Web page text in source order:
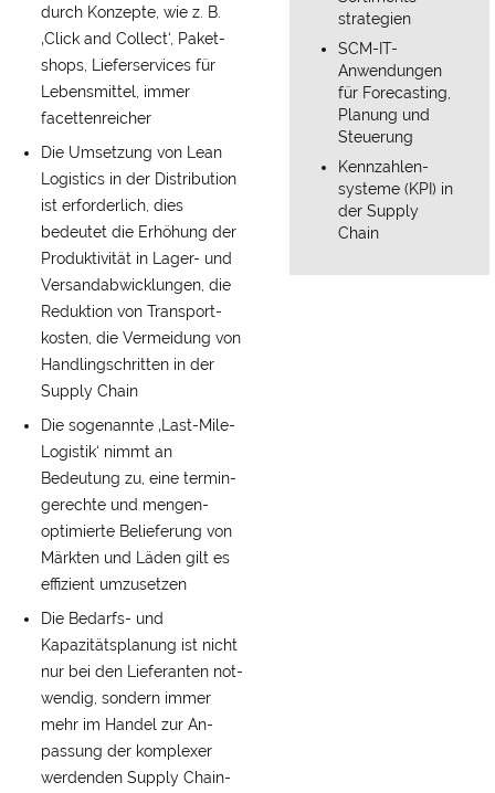
durch Konzepte, wie z. B.
‚Click and Collect‘, Paket­
shops, Liefer­services für
Lebens­mittel, immer
facetten­reicher
Die Um­setzung von Lean
Logistics in der Distribution
ist erforderlich, dies
bedeutet die Er­höhung der
Produktivität in Lager- und
Versand­abwicklungen, die
Reduktion von Transport­
kosten, die Ver­meidung von
Handling­schritten in der
Supply Chain
Die so­genannte ‚Last-Mile-
Logistik‘ nimmt an
Bedeutung zu, eine termin­
gerechte und mengen­
optimierte Belieferung von
Märkten und Läden gilt es
effizient um­zusetzen
Die Bedarfs- und
Kapazitäts­planung ist nicht
nur bei den Lieferanten not­
wendig, sondern immer
mehr im Handel zur An­
passung der komplexer
werdenden Supply Chain-
strategien
SCM-IT-
Anwendungen
für Forecasting,
Planung und
Steuerung
Kennzahlen­
systeme (KPI) in
der Supply
Chain